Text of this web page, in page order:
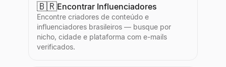
🇧🇷Encontrar Influenciadores
Encontre criadores de conteúdo e
influenciadores brasileiros — busque por
nicho, cidade e plataforma com e-mails
verificados.